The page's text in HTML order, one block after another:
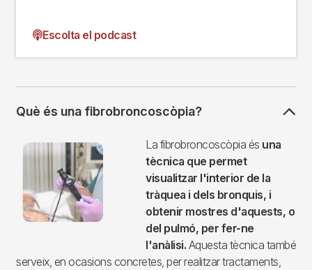
Escolta el podcast
Què és una fibrobroncoscòpia?
Imagen La fibrobroncoscòpia és una
tècnica que permet
visualitzar l'interior de la
tràquea i dels bronquis, i
obtenir mostres d'aquests, o
del pulmó, per fer-ne
l'anàlisi. Aquesta tècnica també
serveix, en ocasions concretes, per realitzar tractaments,